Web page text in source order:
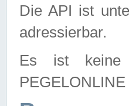
Die API ist
adressierbar.
Es ist keine